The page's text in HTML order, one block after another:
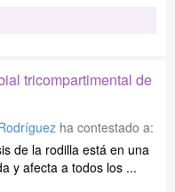
tricompartimental de
ha contestado a:
de la rodilla está en una
y afecta a todos los ...